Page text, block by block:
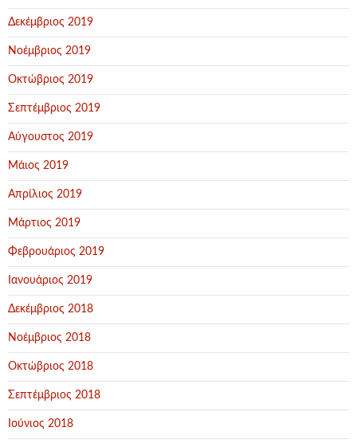
Δεκέμβριος 2019
Νοέμβριος 2019
Οκτώβριος 2019
Σεπτέμβριος 2019
Αύγουστος 2019
Μάιος 2019
Απρίλιος 2019
Μάρτιος 2019
Φεβρουάριος 2019
Ιανουάριος 2019
Δεκέμβριος 2018
Νοέμβριος 2018
Οκτώβριος 2018
Σεπτέμβριος 2018
Ιούνιος 2018